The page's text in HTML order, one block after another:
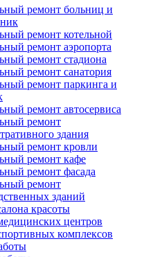
ремонт больниц и
ремонт котельной
ремонт аэропорта
ремонт стадиона
ремонт санатория
ремонт паркинга и
ремонт автосервиса
ремонт
здания
ремонт кровли
ремонт кафе
ремонт фасада
ремонт
зданий
красоты
центров
комплексов